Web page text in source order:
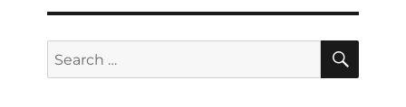
Search
for: